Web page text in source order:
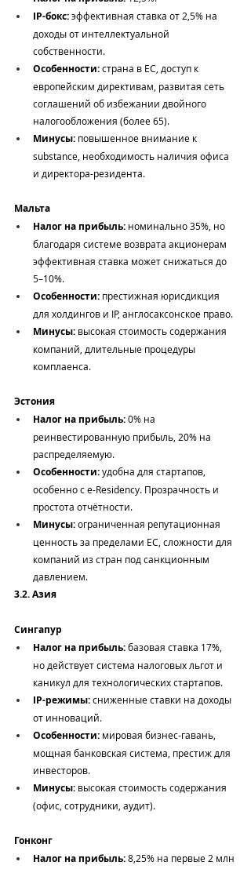
IP-бокс: эффективная ставка от 2,5% на
доходы от интеллектуальной
собственности.
Особенности: страна в ЕС, доступ к
европейским директивам, развитая сеть
соглашений об избежании двойного
налогообложения (более 65).
Минусы: повышенное внимание к
substance, необходимость наличия офиса
и директора-резидента.
Мальта
Налог на прибыль: номинально 35%, но
благодаря системе возврата акционерам
эффективная ставка может снижаться до
5–10%.
Особенности: престижная юрисдикция
для холдингов и IP, англосаксонское право.
Минусы: высокая стоимость содержания
компаний, длительные процедуры
комплаенса.
Эстония
Налог на прибыль: 0% на
реинвестированную прибыль, 20% на
распределяемую.
Особенности: удобна для стартапов,
особенно с e-Residency. Прозрачность и
простота отчётности.
Минусы: ограниченная репутационная
ценность за пределами ЕС, сложности для
компаний из стран под санкционным
давлением.
3.2. Азия
Сингапур
Налог на прибыль: базовая ставка 17%,
но действует система налоговых льгот и
каникул для технологических стартапов.
IP-режимы: сниженные ставки на доходы
от инноваций.
Особенности: мировая бизнес-гавань,
мощная банковская система, престиж для
инвесторов.
Минусы: высокая стоимость содержания
(офис, сотрудники, аудит).
Гонконг
Налог на прибыль: 8,25% на первые 2 млн